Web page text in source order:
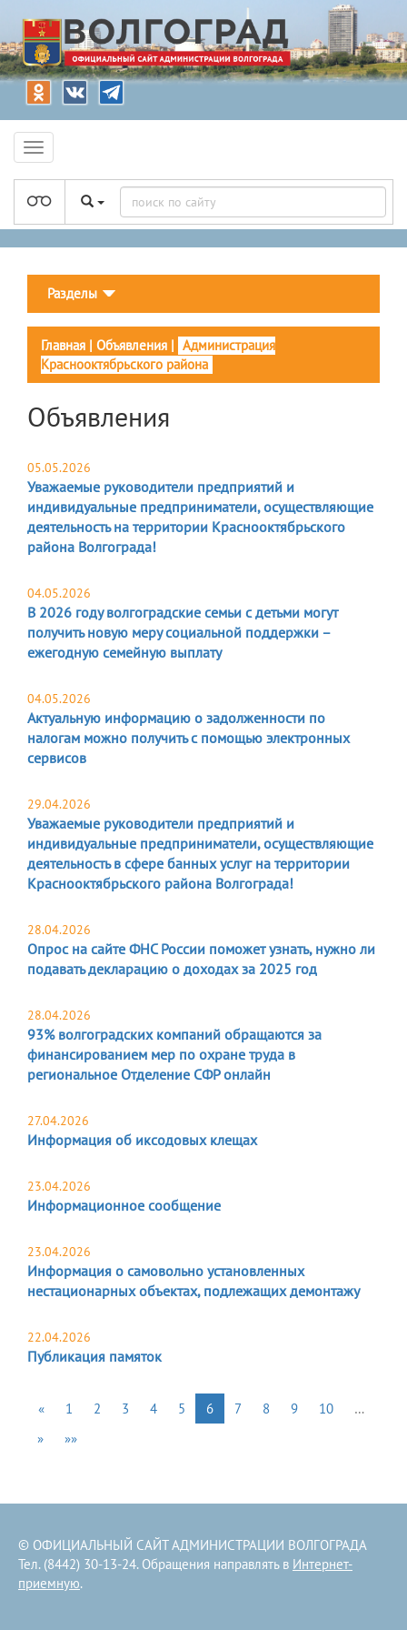
Разделы
Главная | Объявления | Администрация
Краснооктябрьского района
Объявления
05.05.2026
Уважаемые руководители предприятий и
индивидуальные предприниматели, осуществляющие
деятельность на территории Краснооктябрьского
района Волгограда!
04.05.2026
В 2026 году волгоградские семьи с детьми могут
получить новую меру социальной поддержки –
ежегодную семейную выплату
04.05.2026
Актуальную информацию о задолженности по
налогам можно получить с помощью электронных
сервисов
29.04.2026
Уважаемые руководители предприятий и
индивидуальные предприниматели, осуществляющие
деятельность в сфере банных услуг на территории
Краснооктябрьского района Волгограда!
28.04.2026
Опрос на сайте ФНС России поможет узнать, нужно ли
подавать декларацию о доходах за 2025 год
28.04.2026
93% волгоградских компаний обращаются за
финансированием мер по охране труда в
региональное Отделение СФР онлайн
27.04.2026
Информация об иксодовых клещах
23.04.2026
Информационное сообщение
23.04.2026
​Информация о самовольно установленных
нестационарных объектах, подлежащих демонтажу
22.04.2026
Публикация памяток
« 1 2 3 4 5 6 7 8 9 10
…
»
»»
© ОФИЦИАЛЬНЫЙ САЙТ АДМИНИСТРАЦИИ ВОЛГОГРАДА
Тел. (8442) 30-13-24. Обращения направлять в Интернет-
приемную.